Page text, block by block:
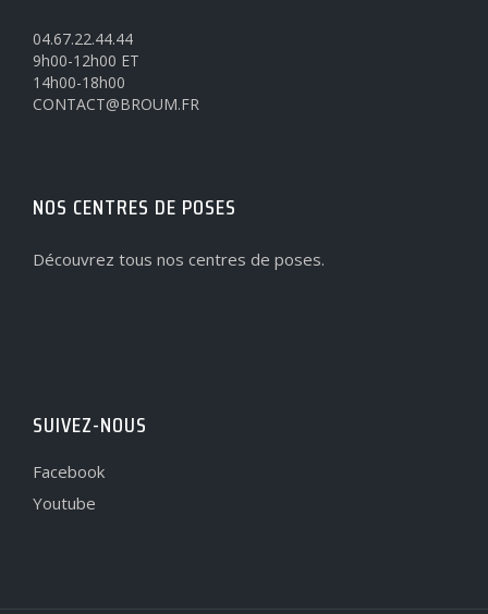
04.67.22.44.44
9h00-12h00 ET
14h00-18h00
CONTACT@BROUM.FR
NOS CENTRES DE POSES
Découvrez tous nos centres de poses.
SUIVEZ-NOUS
Facebook
Youtube